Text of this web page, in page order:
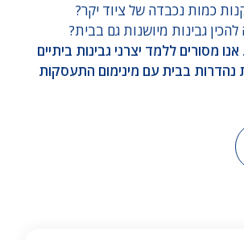
כמות נכבדה של ציוד יקר?
גבינות מיושנות גם בבית?
אנו מסורים ללמד יצרני גבינות ביתיים
נהדרות בבית עם מינימום התעסקות